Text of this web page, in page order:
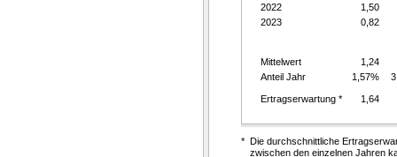
2022
1,50
2023
0,82
Mittelwert
1,24
Anteil Jahr
1,57%
Ertragserwartung * 1,64
* Die durchschnittliche
zwischen den einzelnen Jahren